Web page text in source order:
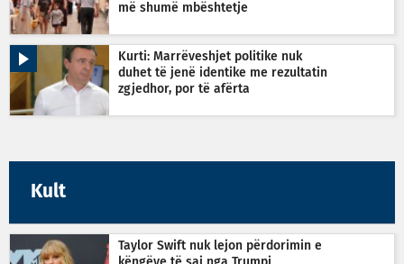
më shumë mbështetje
Kurti: Marrëveshjet politike nuk
duhet të jenë identike me rezultatin
zgjedhor, por të afërta
Kult
Taylor Swift nuk lejon përdorimin e